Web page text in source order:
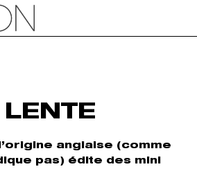
anglaise (comme
pas) édite des mini